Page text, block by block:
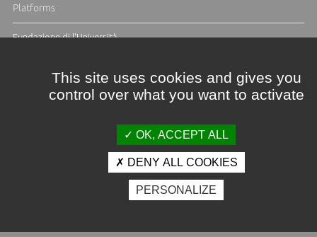
Platforms
Fundazione di l'Università
Crédits et mentions légales
Espace presse
Photothèque
This site uses cookies and gives you
control over what you want to activate
OK, ACCEPT ALL
DENY ALL COOKIES
PERSONALIZE